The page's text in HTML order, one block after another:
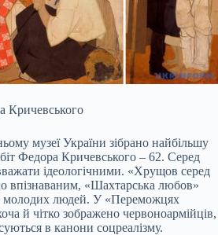
Кричевського
музеї України зібрано найбільшу
Федора Кричевського – 62. Серед
ідеологічними. «Хрущов серед
впізнаваним, «Шахтарська любов»
молодих людей. У «Переможцях
й чітко зображено червоноармійців,
в канони соцреалізму.